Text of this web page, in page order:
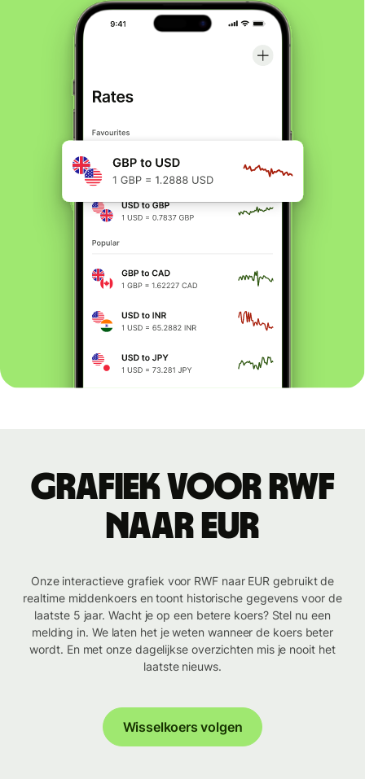
Grafiek voor RWF
naar EUR
Onze interactieve grafiek voor RWF naar EUR gebruikt de
realtime middenkoers en toont historische gegevens voor de
laatste 5 jaar. Wacht je op een betere koers? Stel nu een
melding in. We laten het je weten wanneer de koers beter
wordt. En met onze dagelijkse overzichten mis je nooit het
laatste nieuws.
Wisselkoers volgen